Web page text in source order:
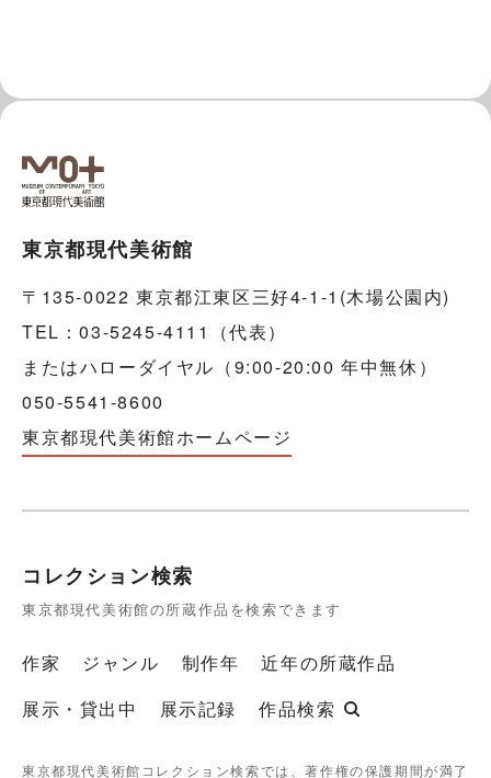
東京都現代美術館
〒135-0022 東京都江東区三好4-1-1(木場公園内)
TEL：03-5245-4111（代表）
またはハローダイヤル（9:00-20:00 年中無休）
050-5541-8600
東京都現代美術館ホームページ
コレクション検索
東京都現代美術館の所蔵作品を検索できます
作家 ジャンル 制作年
近年の所蔵作品
展示・貸出中
展示記録 作品検索
東京都現代美術館コレクション検索では、著作権の保護期間が満了